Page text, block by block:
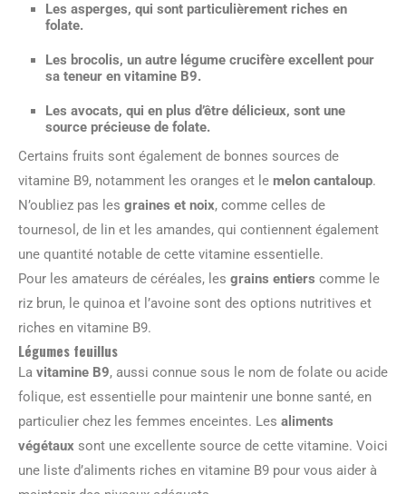
Les asperges, qui sont particulièrement riches en
folate.
Les brocolis, un autre légume crucifère excellent pour
sa teneur en vitamine B9.
Les avocats, qui en plus d’être délicieux, sont une
source précieuse de folate.
Certains fruits sont également de bonnes sources de
vitamine B9, notamment les oranges et le melon cantaloup.
N’oubliez pas les graines et noix, comme celles de
tournesol, de lin et les amandes, qui contiennent également
une quantité notable de cette vitamine essentielle.
Pour les amateurs de céréales, les grains entiers comme le
riz brun, le quinoa et l’avoine sont des options nutritives et
riches en vitamine B9.
Légumes feuillus
La vitamine B9, aussi connue sous le nom de folate ou acide
folique, est essentielle pour maintenir une bonne santé, en
particulier chez les femmes enceintes. Les aliments
végétaux sont une excellente source de cette vitamine. Voici
une liste d’aliments riches en vitamine B9 pour vous aider à